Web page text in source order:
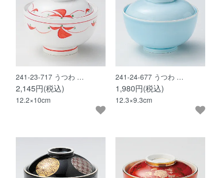
241-23-717 うつわ …
2,145円(税込)
12.2×10cm
241-24-677 うつわ …
1,980円(税込)
12.3×9.3cm